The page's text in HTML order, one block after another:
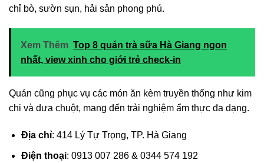
chỉ bò, sườn sụn, hải sản phong phú.
Xem Thêm Top 8 quán trà sữa Hà Giang ngon
nhất, view xinh cho giới trẻ check-in
Quán cũng phục vụ các món ăn kèm truyền thống như kim
chi và dưa chuột, mang đến trải nghiệm ẩm thực đa dạng.
Địa chỉ: 414 Lý Tự Trọng, TP. Hà Giang
Điện thoại: 0913 007 286 & 0344 574 192